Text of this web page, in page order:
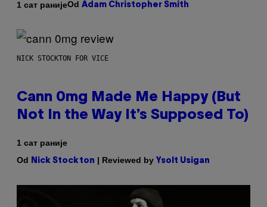
1 сат ранијеOd Adam Christopher Smith
NICK STOCKTON FOR VICE
Cann 0mg Made Me Happy (But
Not In the Way It’s Supposed To)
1 сат раније
Od
Nick Stockton | Reviewed by Ysolt Usigan